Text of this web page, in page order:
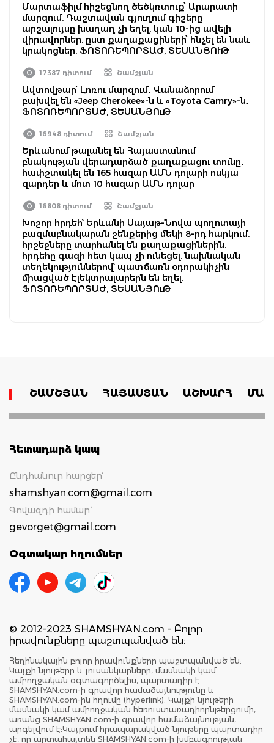
Մարտաֆիլմ հիշեցնող ծեծկռտուք՝ Արարատի
մարզում. Դաշտավան գյուղում գիշերը
արշալույսը խաղաղ չի եղել. կան 10-ից ավելի
վիրավորներ. ըստ քաղաքացիների՝ հնչել են նաև
կրակոցներ. ՖՈՏՈՌԵՊՈՐՏԱԺ, ՏԵՍԱՆՅՈՒԹ
17387 դիտում Շամշյան
Ավտովթար՝ Լոռու մարզում․ Վանաձորում
բախվել են «Jeep Cherokee»-ն և «Toyota Camry»-ն․
ՖՈՏՈՌԵՊՈՐՏԱԺ, ՏԵՍԱՆՅՈւԹ
16948 դիտում Շամշյան
Երևանում թալանել են Հայաստանում
բնակության վերադարձած քաղաքացու տունը․
հափշտակել են 165 հազար ԱՄՆ դոլարի ոսկյա
զարդեր և մոտ 10 հազար ԱՄՆ դոլար
16808 դիտում Շամշյան
Խոշոր հրդեհ՝ Երևանի Սայաթ-Նովա պողոտայի
բազմաբնակարան շենքերից մեկի 8-րդ հարկում.
հրշեջները տարհանել են քաղաքացիներին.
հրդեհը գազի հետ կապ չի ունեցել. նախնական
տեղեկություններով՝ պատճառն օդորակիչին
միացված էլեկտրալարերն են եղել.
ՖՈՏՈՌԵՊՈՐՏԱԺ, ՏԵՍԱՆՅՈւԹ
ՇԱՄՇՅԱՆ ՀԱՅԱՍՏԱՆ ԱՇԽԱՐՀ
Հետադարձ կապ
Ընդհանուր հարցեր՝
shamshyan.com@gmail.com
Գովազդի համար`
gevorget@gmail.com
Օգտակար հղումներ
© 2012-2023 SHAMSHYAN.com - Բոլոր
իրավունքները պաշտպանված են:
Հեղինակային բոլոր իրավունքները պաշտպանված են:
Կայքի նյութերը և լուսանկարները, մասնակի կամ
ամբողջական օգտագործելիս, պարտադիր է
SHAMSHYAN.com-ի գրավոր համաձայնությունը և
SHAMSHYAN.com-ին հղումը (hyperlink): Կայքի նյութերի
մասնակի կամ ամբողջական հեռուստառադիոընթերցումը,
առանց SHAMSHYAN.com-ի գրավոր համաձայնության,
արգելվում է:Կայքում հրապարակված նյութերը պարտադիր
չէ, որ արտահայտեն SHAMSHYAN.com-ի խմբագրության